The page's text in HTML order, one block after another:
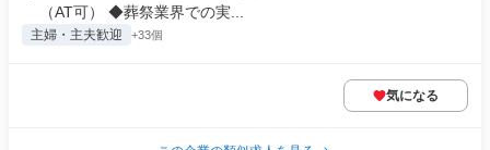
（AT可） ◆葬祭業界での実...
主婦・主夫歓迎 +33個
気になる